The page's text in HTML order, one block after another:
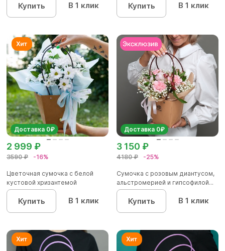
Купить В 1 клик Купить В 1 клик
Доставка 0₽
3590 ₽ -16%
2 999 ₽
Цветочная сумочка с белой
кустовой хризантемой
Купить В 1 клик
Доставка 0₽
4180 ₽ -25%
3 150 ₽
Сумочка с розовым диантусом,
альстромерией и гипсофилой...
Купить В 1 клик